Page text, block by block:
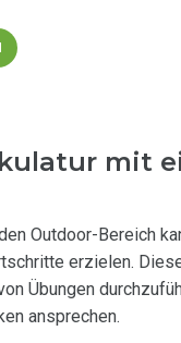
mit
Outdoor-Bereich
erzielen.
Übungen
ansprechen.